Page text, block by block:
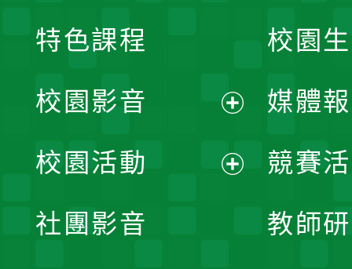
校園
媒體
競賽
教師
特色課程
校園影音
開
校園活動
社團影音